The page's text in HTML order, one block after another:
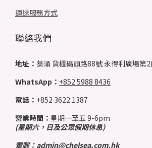
運送服務方式
聯絡我們
地址： 葵涌 貨櫃碼頭路88號 永得利廣場第
WhatsApp： +852 5988 8436
電話： +852 3622 1387
營業時間： 星期一至五 9-6pm
(星期六，日及公眾假期休息)
電郵： admin@chelsea.com.hk